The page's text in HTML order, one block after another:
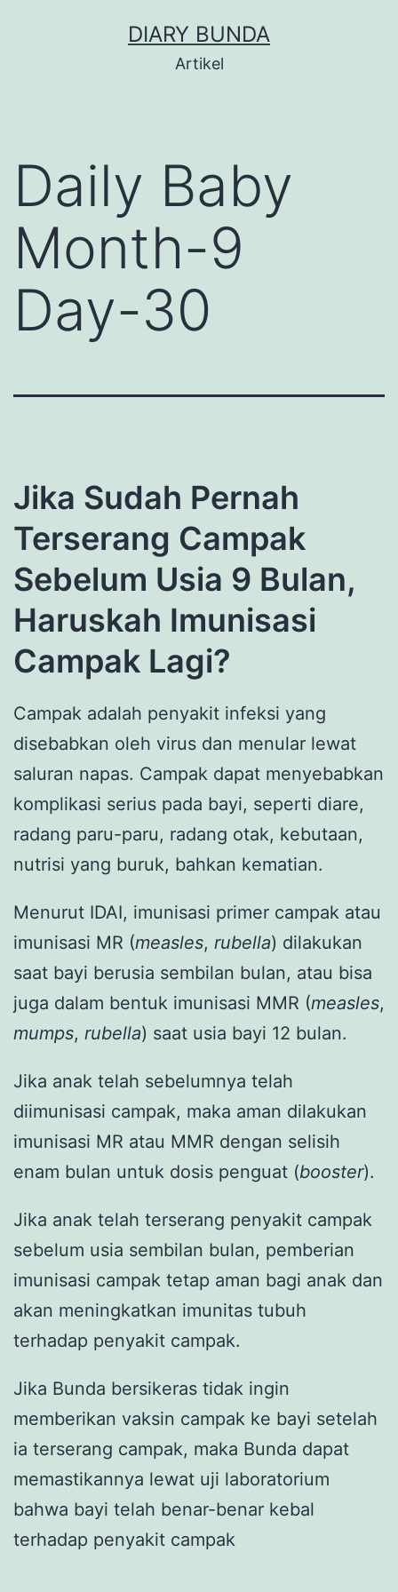
DIARY BUNDA
Artikel
Daily Baby
Month-9
Day-30
Jika Sudah Pernah
Terserang Campak
Sebelum Usia 9 Bulan,
Haruskah Imunisasi
Campak Lagi?
Campak adalah penyakit infeksi yang
disebabkan oleh virus dan menular lewat
saluran napas. Campak dapat menyebabkan
komplikasi serius pada bayi, seperti diare,
radang paru-paru, radang otak, kebutaan,
nutrisi yang buruk, bahkan kematian.
Menurut IDAI, imunisasi primer campak atau
imunisasi MR (measles, rubella) dilakukan
saat bayi berusia sembilan bulan, atau bisa
juga dalam bentuk imunisasi MMR (measles,
mumps, rubella) saat usia bayi 12 bulan.
Jika anak telah sebelumnya telah
diimunisasi campak, maka aman dilakukan
imunisasi MR atau MMR dengan selisih
enam bulan untuk dosis penguat (booster).
Jika anak telah terserang penyakit campak
sebelum usia sembilan bulan, pemberian
imunisasi campak tetap aman bagi anak dan
akan meningkatkan imunitas tubuh
terhadap penyakit campak.
Jika Bunda bersikeras tidak ingin
memberikan vaksin campak ke bayi setelah
ia terserang campak, maka Bunda dapat
memastikannya lewat uji laboratorium
bahwa bayi telah benar-benar kebal
terhadap penyakit campak